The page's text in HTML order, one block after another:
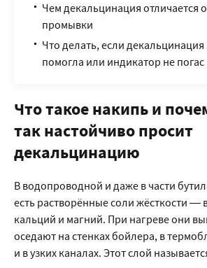
Чем декальцинация отличается
промывки
Что делать, если
помогла или индикатор не погас
Что такое накипь и
так настойчиво просит
декальцинацию
В водопроводной и даже в части
есть растворённые соли жёсткости —
кальций и магний. При нагреве они
оседают на стенках бойлера, в
и в узких каналах. Этот слой